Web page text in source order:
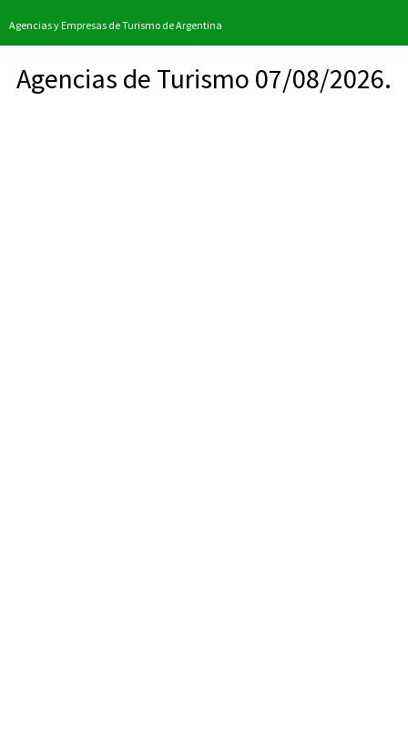
Agencias y Empresas de Turismo de Argentina
Agencias de Turismo 07/08/2026.